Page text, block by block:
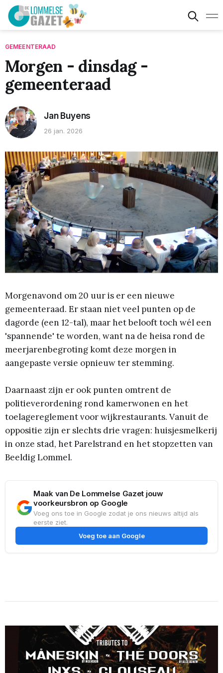
GEMEENTERAAD
Morgen - dinsdag -
gemeenteraad
Jan Buyens
26 jan. 2026
Morgenavond om 20 uur is er een nieuwe
gemeenteraad. Er staan niet veel punten op de
dagorde (een 12-tal), maar het belooft toch wél een
'spannende' te worden, want na de heisa rond de
meerjarenbegroting komt deze morgen in
aangepaste versie opnieuw ter stemming.
Daarnaast zijn er ook punten omtrent de
politieverordening rond kamerwonen en het
toelagereglement voor wijkrestaurants. Vanuit de
oppositie zijn er slechts drie vragen: huisjesmelkerij
in onze stad, het Parelstrand en het stopzetten van
Beeldig Lommel.
Maak van De Lommelse Gazet jouw
voorkeursbron op Google
Voeg ons toe in Google zodat je ons nieuws altijd als
eerste ziet.
Voeg toe aan Google